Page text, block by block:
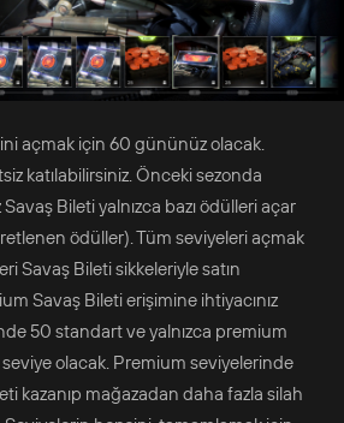
açmak için 60 gününüz olacak.
katılabilirsiniz. Önceki sezonda
Bileti yalnızca bazı ödülleri açar
ödüller). Tüm seviyeleri açmak
Savaş Bileti sikkeleriyle satın
Savaş Bileti erişimine ihtiyacınız
50 standart ve yalnızca premium
seviye olacak. Premium seviyelerinde
kazanıp mağazadan daha fazla silah